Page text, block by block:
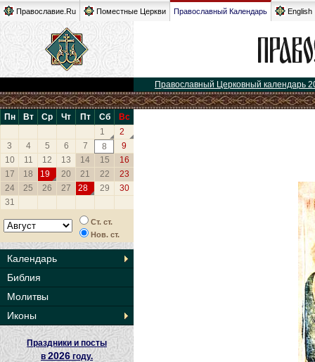
Православие.Ru Поместные Церкви Православный Календарь English
Православный Церковный календарь
Пн Вт Ср Чт Пт Сб
Вс
1
2
3
4 5 6 7 8
9
10
11 12 13 14 15
16
17
18 19 20 21 22
23
24
25 26 27 28 29
30
31
Ст. ст.
Нов. ст.
Календарь
Библия
Молитвы
Иконы
Праздники и посты
в2026 году.